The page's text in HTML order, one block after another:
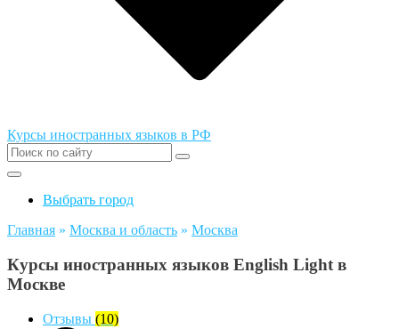
Курсы иностранных языков в РФ
Выбрать город
Главная » Москва и область » Москва
Курсы иностранных языков English Light в
Москве
Отзывы (10)